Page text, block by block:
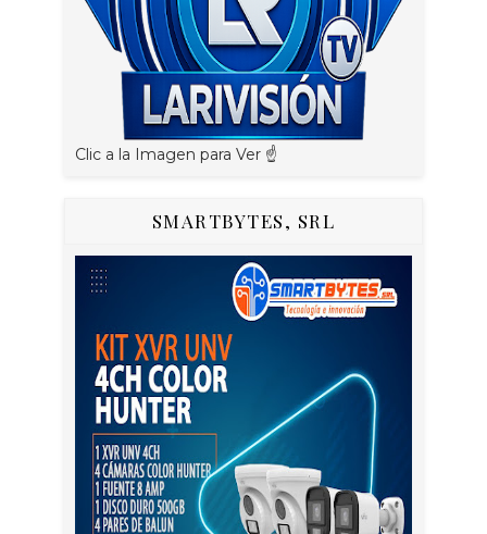
Clic a la Imagen para Ver ☝️
SMARTBYTES, SRL